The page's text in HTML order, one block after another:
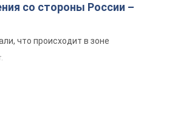
со стороны России –
что происходит в зоне